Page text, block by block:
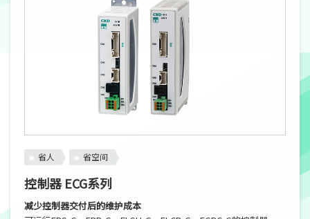
省人 省空间
控制器 ECG系列
减少控制器交付后的维护成本